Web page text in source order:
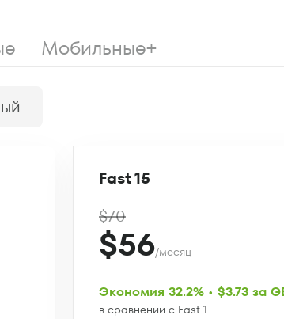
Мобильные+
Fast 15
$70
$56/месяц
Экономия 32.2% • $3.73 за
в сравнении с Fast 1